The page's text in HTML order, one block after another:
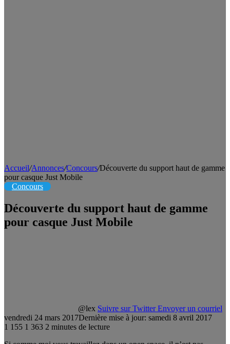
Accueil/Annonces/Concours/Découverte du support haut de gamme
pour casque Just Mobile
Concours
Découverte du support haut de gamme
pour casque Just Mobile
@lex Suivre sur Twitter Envoyer un courriel
vendredi 24 mars 2017Dernière mise à jour: samedi 8 avril 2017
1 155 1 363 2 minutes de lecture